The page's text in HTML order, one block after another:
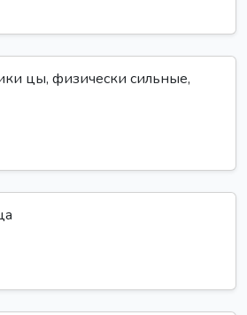
цы, физически сильные,